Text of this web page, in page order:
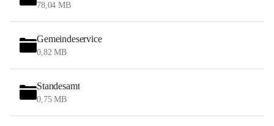
78,04 MB
Gemeindeservice
0,82 MB
Standesamt
0,75 MB